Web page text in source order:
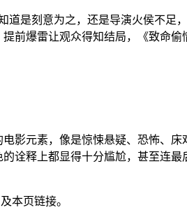
是刻意为之，还是导演火侯不
前爆雷让观众得知结局，《致命
影元素，像是惊悚悬疑、恐怖、
诠释上都显得十分尴尬，甚至连
本页链接。